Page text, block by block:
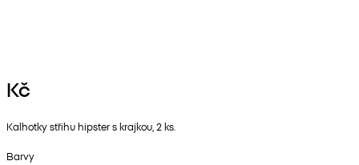
Kč
Kalhotky střihu hipster s krajkou, 2 ks.
Barvy